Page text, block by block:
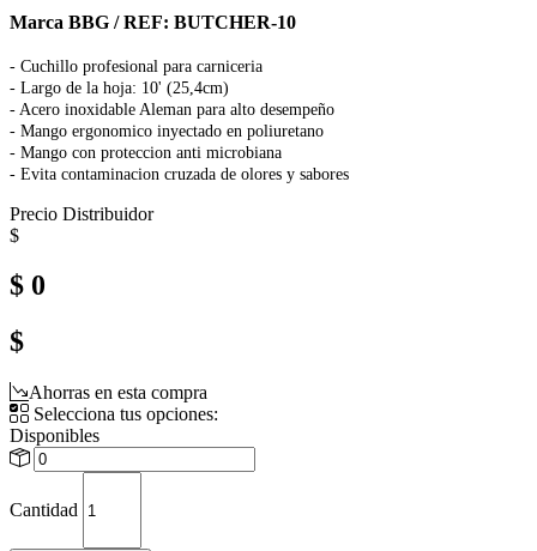
Marca BBG / REF: BUTCHER-10
- Cuchillo profesional para carniceria
- Largo de la hoja: 10' (25,4cm)
- Acero inoxidable Aleman para alto desempeño
- Mango ergonomico inyectado en poliuretano
- Mango con proteccion anti microbiana
- Evita contaminacion cruzada de olores y sabores
Precio Distribuidor
$
$ 0
$
Ahorras en esta compra
Selecciona tus opciones:
Disponibles
Cantidad